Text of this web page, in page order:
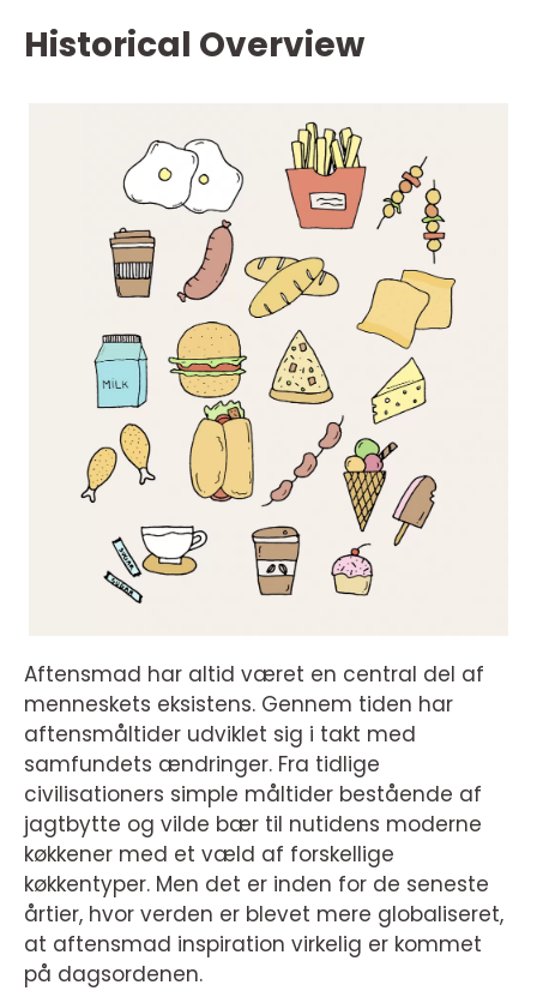
Historical Overview
Aftensmad har altid været en central del af
menneskets eksistens. Gennem tiden har
aftensmåltider udviklet sig i takt med
samfundets ændringer. Fra tidlige
civilisationers simple måltider bestående af
jagtbytte og vilde bær til nutidens moderne
køkkener med et væld af forskellige
køkkentyper. Men det er inden for de seneste
årtier, hvor verden er blevet mere globaliseret,
at aftensmad inspiration virkelig er kommet
på dagsordenen.